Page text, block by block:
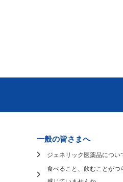
一般の皆さまへ
ジェネリック医薬品につい
食べること、飲むことがつ